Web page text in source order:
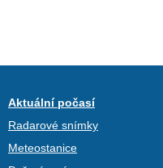
Aktuální počasí
Radarové snímky
Meteostanice